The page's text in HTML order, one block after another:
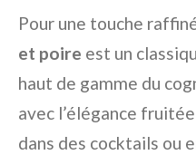
Pour une touche
et poire est un
haut de gamme du
avec l’élégance
dans des cocktails ou